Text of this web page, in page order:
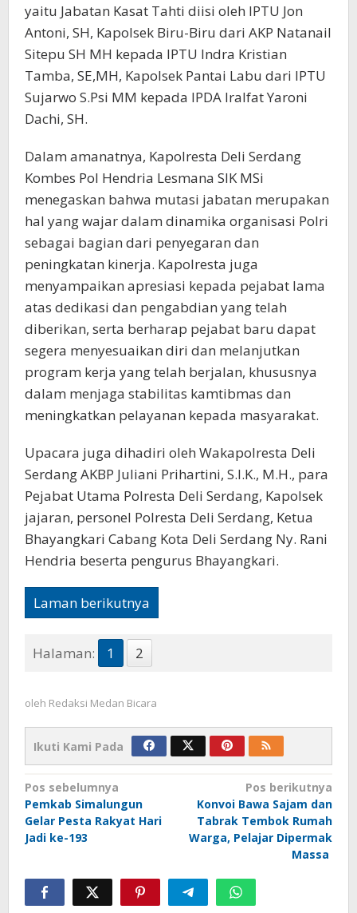
yaitu Jabatan Kasat Tahti diisi oleh IPTU Jon
Antoni, SH, Kapolsek Biru-Biru dari AKP Natanail
Sitepu SH MH kepada IPTU Indra Kristian
Tamba, SE,MH, Kapolsek Pantai Labu dari IPTU
Sujarwo S.Psi MM kepada IPDA Iralfat Yaroni
Dachi, SH.
Dalam amanatnya, Kapolresta Deli Serdang
Kombes Pol Hendria Lesmana SIK MSi
menegaskan bahwa mutasi jabatan merupakan
hal yang wajar dalam dinamika organisasi Polri
sebagai bagian dari penyegaran dan
peningkatan kinerja. Kapolresta juga
menyampaikan apresiasi kepada pejabat lama
atas dedikasi dan pengabdian yang telah
diberikan, serta berharap pejabat baru dapat
segera menyesuaikan diri dan melanjutkan
program kerja yang telah berjalan, khususnya
dalam menjaga stabilitas kamtibmas dan
meningkatkan pelayanan kepada masyarakat.
Upacara juga dihadiri oleh Wakapolresta Deli
Serdang AKBP Juliani Prihartini, S.I.K., M.H., para
Pejabat Utama Polresta Deli Serdang, Kapolsek
jajaran, personel Polresta Deli Serdang, Ketua
Bhayangkari Cabang Kota Deli Serdang Ny. Rani
Hendria beserta pengurus Bhayangkari.
Laman berikutnya
Halaman: 1 2
oleh Redaksi Medan Bicara
Ikuti Kami Pada
Navigasi
pos
Pos sebelumnya
Pemkab Simalungun
Gelar Pesta Rakyat Hari
Jadi ke-193
Pos berikutnya
Konvoi Bawa Sajam dan
Tabrak Tembok Rumah
Warga, Pelajar Dipermak
Massa